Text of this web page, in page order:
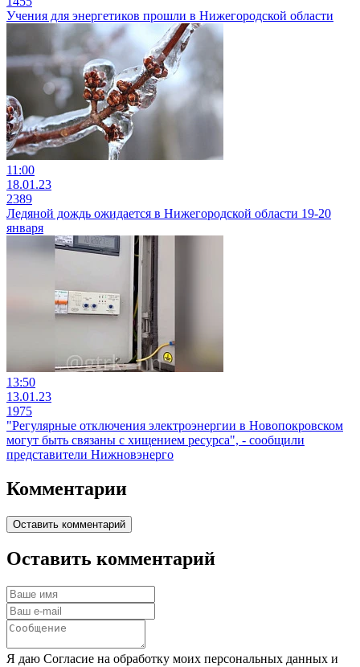
Учения для энергетиков прошли в Нижегородской области
11:00
18.01.23
2389
Ледяной дождь ожидается в Нижегородской области 19-20
января
13:50
13.01.23
1975
"Регулярные отключения электроэнергии в Новопокровском
могут быть связаны с хищением ресурса", - сообщили
представители Нижновэнерго
Комментарии
Оставить комментарий
Оставить комментарий
Я даю Согласие на обработку моих персональных данных и